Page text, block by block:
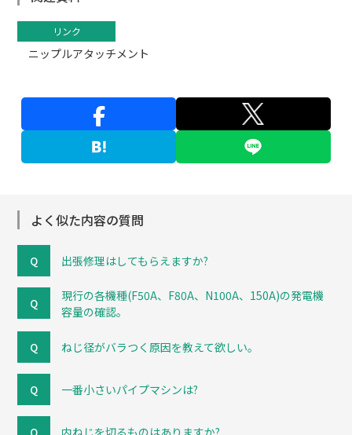
リンク
ニップルアタッチメント
よく似た内容の質問
出張修理はしてもらえますか?
現行の各機種(F50A、F80A、N100A、150A)の発電機
容量の確認。
ねじ径がバラつく原因を教えて欲しい。
一番小さいパイプマシンは?
内ねじを切るものはありますか?